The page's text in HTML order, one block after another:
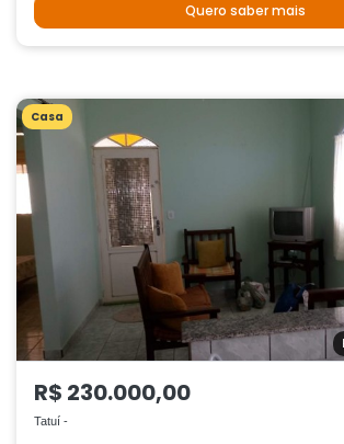
Quero saber mais
Casa
R$ 230.000,00
Tatuí -